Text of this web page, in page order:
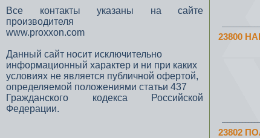
Все контакты указаны на сайте
производителя
www.proxxon.com
Данный сайт носит исключительно
информационный характер и ни при каких
условиях не является публичной офертой,
определяемой положениями статьи 437
Гражданского кодекса Российской
Федерации.
23800
23802